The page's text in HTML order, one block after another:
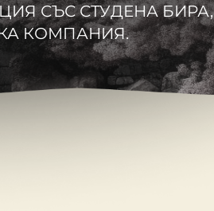
СЪС СТУДЕНА БИРА,
КОМПАНИЯ.